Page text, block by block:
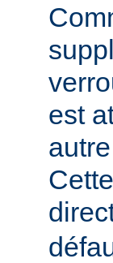
est